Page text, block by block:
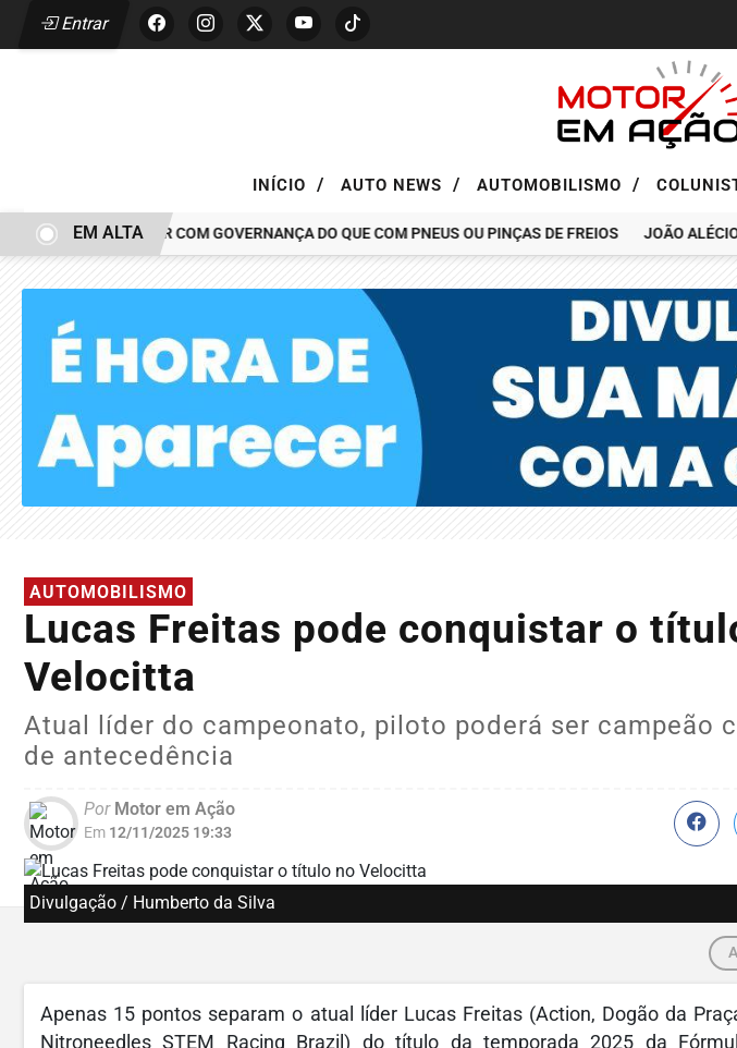
Entrar
INÍCIO / AUTO NEWS / AUTOMOBILISMO /
TEM MAIS A VER COM GOVERNANÇA DO QUE COM PNEUS OU PINÇAS DE FREIOS JOÃO ALÉCIO
EM ALTA
AUTOMOBILISMO
Lucas Freitas pode conquistar o
Velocitta
Atual líder do campeonato, piloto poderá ser campeão
de antecedência
PorMotor em Ação
Em 12/11/2025 19:33
Divulgação / Humberto da Silva
Apenas 15 pontos separam o atual líder Lucas Freitas (Action, Dogão da
Nitroneedles STEM Racing Brazil) do título da temporada 2025 da